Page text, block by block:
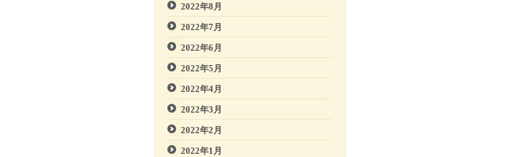
2022年8月
2022年7月
2022年6月
2022年5月
2022年4月
2022年3月
2022年2月
2022年1月